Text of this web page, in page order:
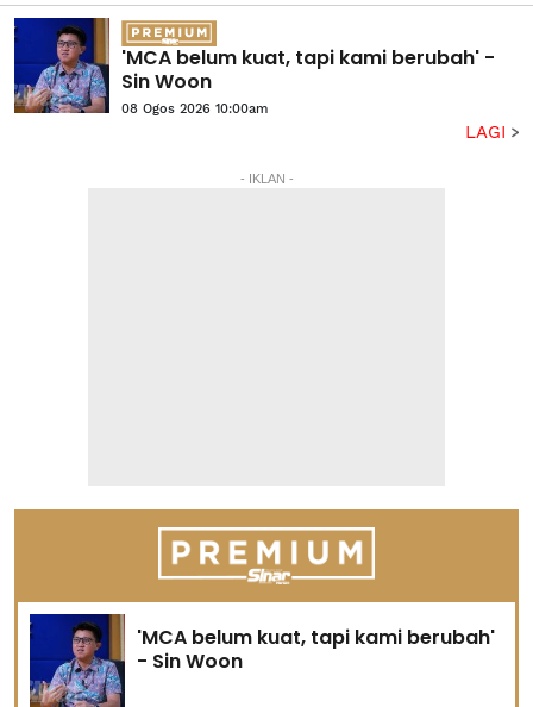
'MCA belum kuat, tapi kami berubah' -
Sin Woon
08 Ogos 2026 10:00am
LAGI
- IKLAN -
'MCA belum kuat, tapi kami berubah'
- Sin Woon